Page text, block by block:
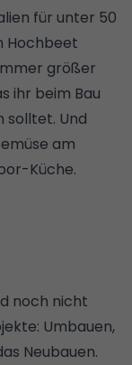
für unter 50
Hochbeet
größer
ihr beim Bau
solltet. Und
am
Küche.
noch nicht
Umbauen,
Neubauen.